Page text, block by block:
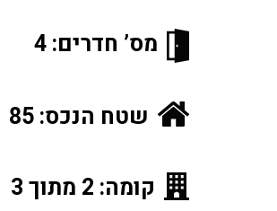
מס’ חדרים: 4
שטח הנכס: 85
קומה: 2 מתוך 3